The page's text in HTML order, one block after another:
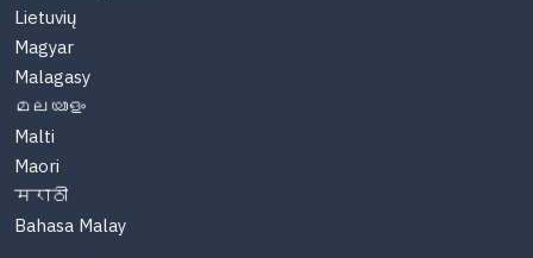
Lietuvių
Magyar
Malagasy
മലയാളം
Malti
Maori
मराठी
Bahasa Malay